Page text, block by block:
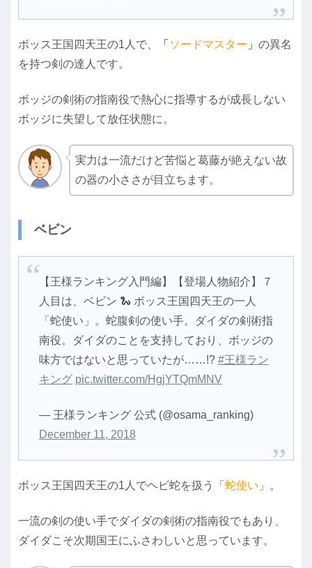
ボッス王国四天王の1人で、 「 ソードマスター 」 の異名
を持つ剣の達人です。
ボッジの剣術の指南役で熱心に指導するが成長しない
ボッジに失望して放任状態に。
実力は一流だけど苦悩と葛藤が絶えない故
の器の小ささが目立ちます。
ベビン
【王様ランキング入門編】【登場人物紹介】７
人目は、ベビン 🐍 ボッス王国四天王の一人
「蛇使い」。蛇腹剣の使い手。ダイダの剣術指
南役。ダイダのことを支持しており、ボッジの
味方ではないと思っていたが……!? #王様ラン
キング pic.twitter.com/HgjYTQmMNV
— 王様ランキング 公式 (@osama_ranking)
December 11, 2018
ボッス王国四天王の1人でヘビ蛇を扱う「 蛇使い 」。
一流の剣の使い手でダイダの剣術の指南役でもあり、
ダイダこそ次期国王にふさわしいと思っています。